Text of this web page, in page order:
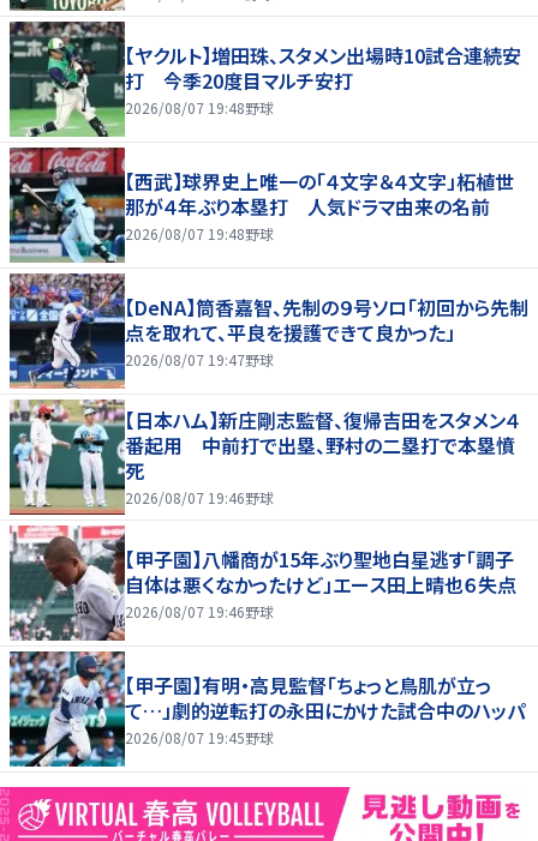
【ヤクルト】増田珠、スタメン出場時10試合連続安
打 今季20度目マルチ安打
2026/08/07 19:48野球
【西武】球界史上唯一の「４文字＆４文字」柘植世
那が４年ぶり本塁打 人気ドラマ由来の名前
2026/08/07 19:48野球
【DeNA】筒香嘉智、先制の９号ソロ「初回から先制
点を取れて、平良を援護できて良かった」
2026/08/07 19:47野球
【日本ハム】新庄剛志監督、復帰吉田をスタメン４
番起用 中前打で出塁、野村の二塁打で本塁憤
死
2026/08/07 19:46野球
【甲子園】八幡商が15年ぶり聖地白星逃す「調子
自体は悪くなかったけど」エース田上晴也６失点
2026/08/07 19:46野球
【甲子園】有明・高見監督「ちょっと鳥肌が立っ
て…」劇的逆転打の永田にかけた試合中のハッパ
2026/08/07 19:45野球